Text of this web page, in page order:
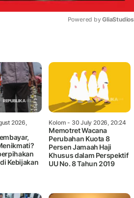
Powered by GliaStudios
2026,
Kebijakan
Kolom - 30 July 2026, 20:24
Memotret Wacana
Perubahan Kuota 8
Persen Jamaah Haji
Khusus dalam Perspektif
UU No. 8 Tahun 2019